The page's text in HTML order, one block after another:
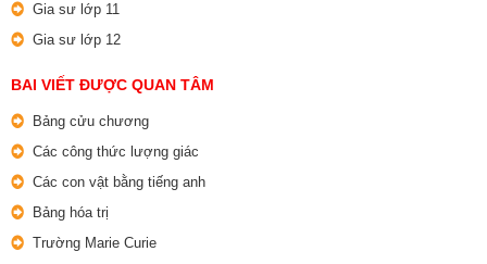
Gia sư lớp 11
Gia sư lớp 12
BAI VIẾT ĐƯỢC QUAN TÂM
Bảng cửu chương
Các công thức lượng giác
Các con vật bằng tiếng anh
Bảng hóa trị
Trường Marie Curie